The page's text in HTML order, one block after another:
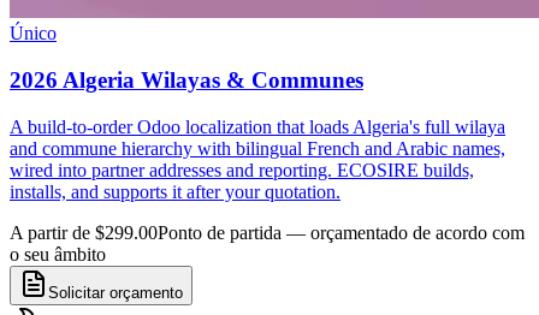
Único
2026 Algeria Wilayas & Communes
A build-to-order Odoo localization that loads Algeria's full wilaya
and commune hierarchy with bilingual French and Arabic names,
wired into partner addresses and reporting. ECOSIRE builds,
installs, and supports it after your quotation.
A partir de $299.00Ponto de partida — orçamentado de acordo com
o seu âmbito
Solicitar orçamento